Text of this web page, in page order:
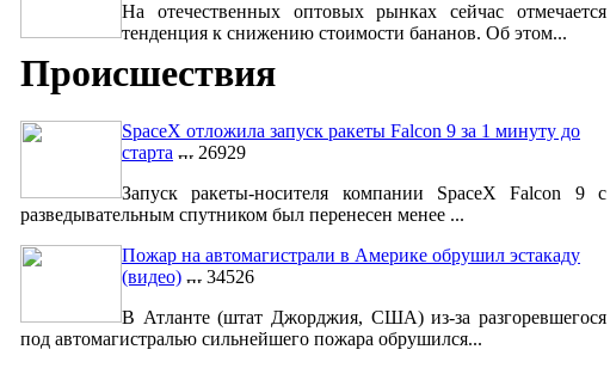
На отечественных оптовых рынках сейчас отмечается
тенденция к снижению стоимости бананов. Об этом...
Происшествия
SpaceX отложила запуск ракеты Falcon 9 за 1 минуту до
старта
26929
Запуск ракеты-носителя компании SpaceX Falcon 9 с
разведывательным спутником был перенесен менее ...
Пожар на автомагистрали в Америке обрушил эстакаду
(видео)
34526
В Атланте (штат Джорджия, США) из-за разгоревшегося
под автомагистралью сильнейшего пожара обрушился...